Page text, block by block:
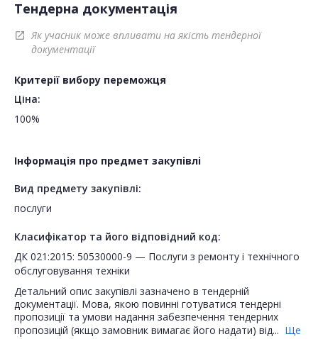
Тендерна документація
open_in_new
Як учасник може впливати на якість тендерної
документації
Критерії вибору переможця
Ціна:
100%
Інформація про предмет закупівлі
Вид предмету закупівлі:
послуги
Класифікатор та його відповідний код:
ДК 021:2015: 50530000-9 — Послуги з ремонту і технічного
обслуговування техніки
Детальний опис закупівлі зазначено в тендерній
документації. Мова, якою повинні готуватися тендерні
пропозиції та умови надання забезпечення тендерних
пропозицій (якщо замовник вимагає його надати) від... Ще